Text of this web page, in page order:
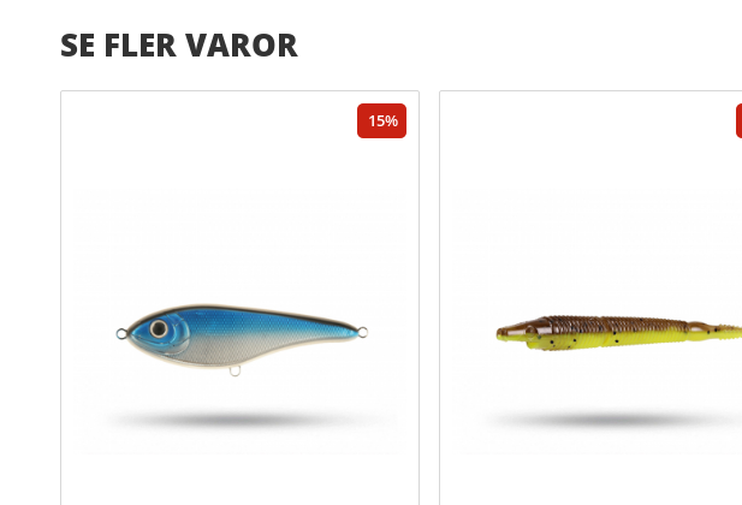
SE FLER VAROR
15